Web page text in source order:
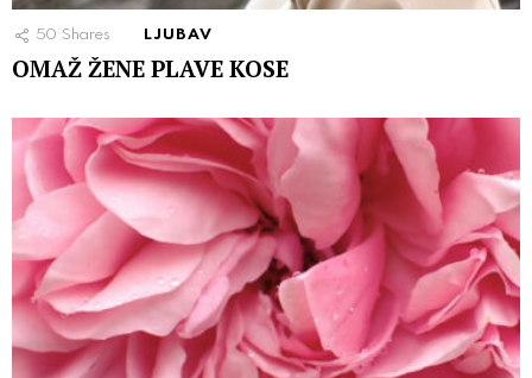
50 Shares LJUBAV
OMAŽ ŽENE PLAVE KOSE